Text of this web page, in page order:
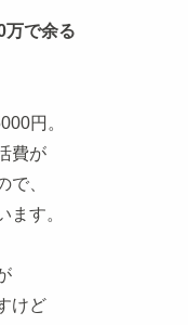
万で余る
円。
費が
で、
ます。
けど